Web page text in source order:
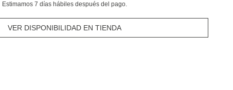
Estimamos 7 días hábiles después del pago.
VER DISPONIBILIDAD EN TIENDA